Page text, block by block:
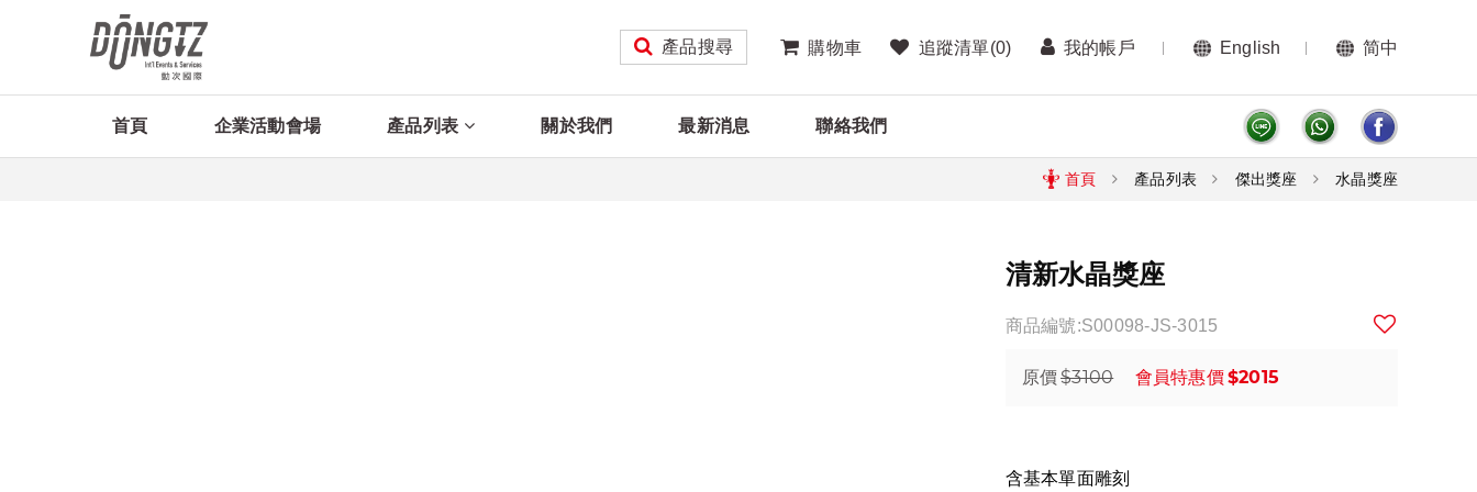
產品搜尋 購物車 追蹤清單(0) 我的帳戶 English 简中
首頁 企業活動會場 產品列表 關於我們 最新消息 聯絡我們
首頁 產品列表 傑出獎座 水晶獎座
清新水晶獎座
商品編號:S00098-JS-3015
原價$3100 會員特惠價$2015
含基本單面雕刻